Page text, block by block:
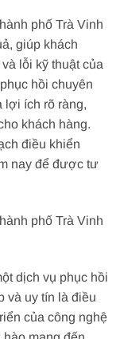
phố Trà Vinh
giúp khách
lỗi kỹ thuật của
hồi chuyên
lợi ích rõ ràng,
khách hàng.
điều khiển
nay để được tư
phố Trà Vinh
dịch vụ phục hồi
và uy tín là điều
của công nghệ